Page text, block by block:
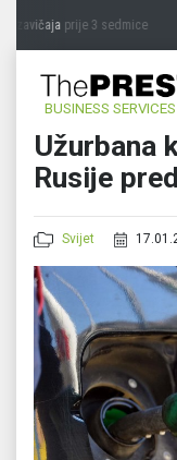
zavičajaprije 3 sedmice
BUSINESS SERVICES
Užurbana
Rusije
Svijet